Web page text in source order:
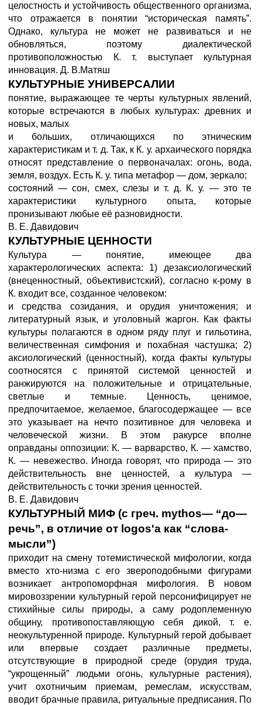
целостность и устойчивость общественного организма,
что отражается в понятии “историческая память”.
Однако, культура не может не развиваться и не
обновляться, поэтому диалектической
противоположностью К. т. выступает культурная
инновация. Д. В.Матяш
КУЛЬТУРНЫЕ УНИВЕРСАЛИИ
понятие, выражающее те черты культурных явлений,
которые встречаются в любых культурах: древних и
новых, малых
и больших, отличающихся по этническим
характеристикам и т. д. Так, к К. у. архаического порядка
относят представление о первоначалах: огонь, вода,
земля, воздух. Есть К. у. типа метафор — дом, зеркало;
состояний — сон, смех, слезы и т. д. К. у. — это те
характеристики культурного опыта, которые
пронизывают любые её разновидности.
В. Е. Давидович
КУЛЬТУРНЫЕ ЦЕННОСТИ
Культура — понятие, имеющее два
характерологических аспекта: 1) дезаксиологический
(внеценностный, объективистский), согласно к-рому в
К. входит все, созданное человеком:
и средства созидания, и орудия уничтожения; и
литературный язык, и уголовный жаргон. Как факты
культуры полагаются в одном ряду плуг и гильотина,
величественная симфония и похабная частушка; 2)
аксиологический (ценностный), когда факты культуры
соотносятся с принятой системой ценностей и
ранжируются на положительные и отрицательные,
светлые и темные. Ценность, ценимое,
предпочитаемое, желаемое, благосодержащее — все
это указывает на нечто позитивное для человека и
человеческой жизни. В этом ракурсе вполне
оправданы оппозиции: К. — варварство, К. — хамство,
К. — невежество. Иногда говорят, что природа — это
действительность вне ценностей, а культура —
действительность с точки зрения ценностей.
В. Е. Давидович
КУЛЬТУРНЫЙ МИФ (с греч. mythos— “до—
речь”, в отличие от logos'a как “слова-
мысли”)
приходит на смену тотемистической мифологии, когда
вместо хто-низма с его звероподобными фигурами
возникает антропоморфная мифология. В новом
мировоззрении культурный герой персонифицирует не
стихийные силы природы, а саму родоплеменную
общину, противопоставляющую себя дикой, т. е.
неокультуренной природе. Культурный герой добывает
или впервые создает различные предметы,
отсутствующие в природной среде (орудия труда,
“укрощенный” людьми огонь, культурные растения),
учит охотничьим приемам, ремеслам, искусствам,
вводит брачные правила, ритуальные предписания. По